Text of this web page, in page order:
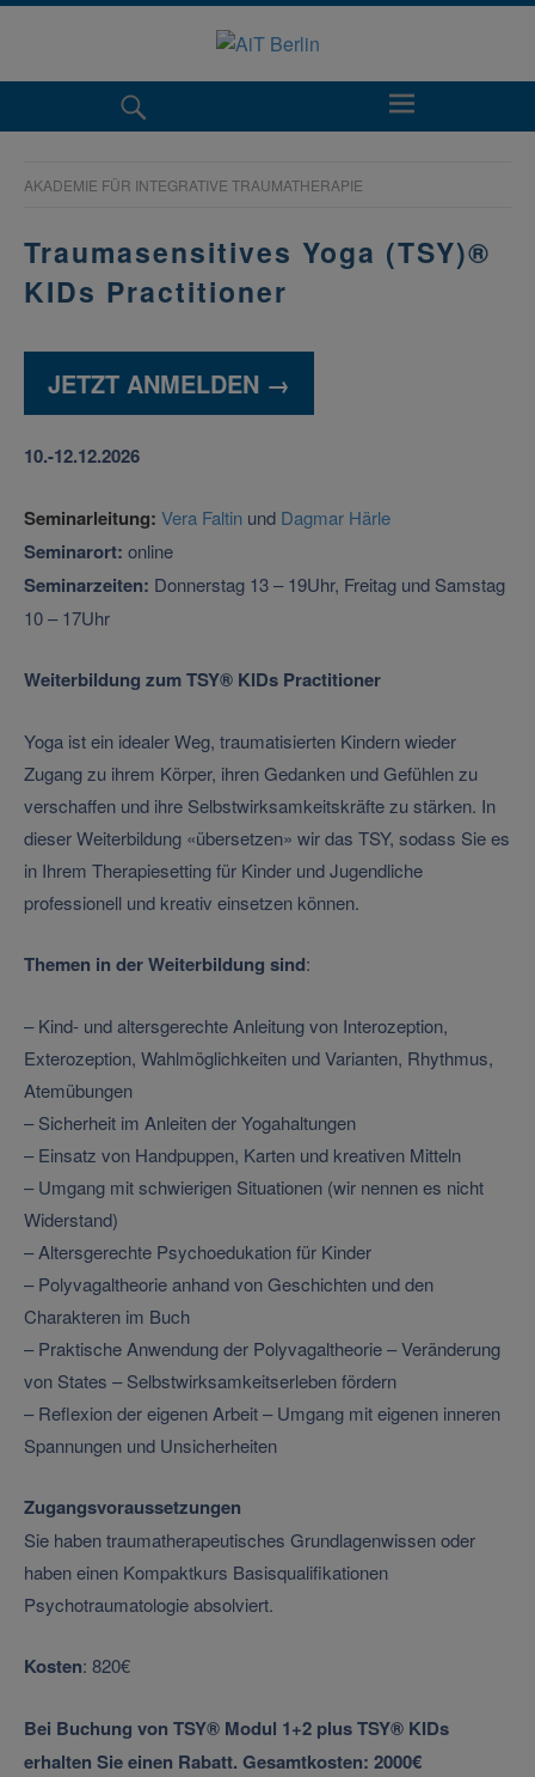
AKADEMIE FÜR INTEGRATIVE TRAUMATHERAPIE
Traumasensitives Yoga (TSY)®
KIDs Practitioner
JETZT ANMELDEN →
10.-12.12.2026
Seminarleitung: Vera Faltin und Dagmar Härle
Seminarort: online
Seminarzeiten: Donnerstag 13 – 19Uhr, Freitag und Samstag
10 – 17Uhr
Weiterbildung zum TSY® KIDs Practitioner
Yoga ist ein idealer Weg, traumatisierten Kindern wieder
Zugang zu ihrem Körper, ihren Gedanken und Gefühlen zu
verschaffen und ihre Selbstwirksamkeitskräfte zu stärken. In
dieser Weiterbildung «übersetzen» wir das TSY, sodass Sie es
in Ihrem Therapiesetting für Kinder und Jugendliche
professionell und kreativ einsetzen können.
Themen in der Weiterbildung sind:
– Kind- und altersgerechte Anleitung von Interozeption,
Exterozeption, Wahlmöglichkeiten und Varianten, Rhythmus,
Atemübungen
– Sicherheit im Anleiten der Yogahaltungen
– Einsatz von Handpuppen, Karten und kreativen Mitteln
– Umgang mit schwierigen Situationen (wir nennen es nicht
Widerstand)
– Altersgerechte Psychoedukation für Kinder
– Polyvagaltheorie anhand von Geschichten und den
Charakteren im Buch
– Praktische Anwendung der Polyvagaltheorie – Veränderung
von States – Selbstwirksamkeitserleben fördern
– Reflexion der eigenen Arbeit – Umgang mit eigenen inneren
Spannungen und Unsicherheiten
Zugangsvoraussetzungen
Sie haben traumatherapeutisches Grundlagenwissen oder
haben einen Kompaktkurs Basisqualifikationen
Psychotraumatologie absolviert.
Kosten: 820€
Bei Buchung von TSY® Modul 1+2 plus TSY® KIDs
erhalten Sie einen Rabatt. Gesamtkosten: 2000€